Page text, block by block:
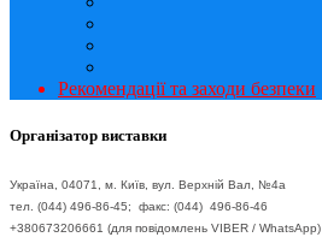
Рекомендації та заходи безпеки
Організатор виставки
Україна, 04071, м. Київ, вул. Верхній Вал, №4а
тел. (044) 496-86-45; факс: (044) 496-86-46
+380673206661 (для повідомлень VIBER / WhatsApp)